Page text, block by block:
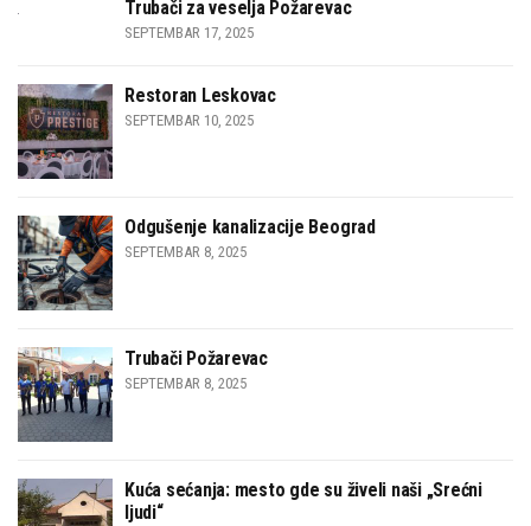
Trubači za veselja Požarevac
SEPTEMBAR 17, 2025
Restoran Leskovac
SEPTEMBAR 10, 2025
Odgušenje kanalizacije Beograd
SEPTEMBAR 8, 2025
Trubači Požarevac
SEPTEMBAR 8, 2025
Kuća sećanja: mesto gde su živeli naši „Srećni
ljudi“